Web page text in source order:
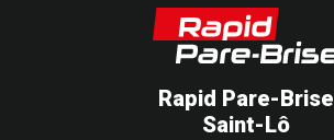
Rapid Pare-Brise
Saint-Lô